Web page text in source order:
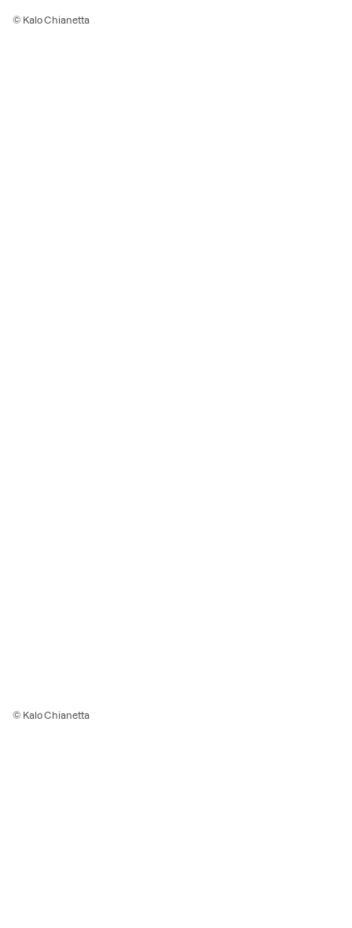
© Kalo Chianetta
© Kalo Chianetta